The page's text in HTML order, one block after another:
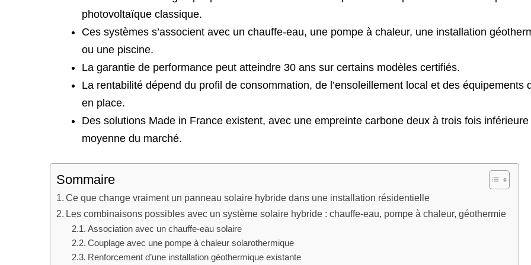
photovoltaïque classique.
Ces systèmes s’associent avec un chauffe-eau, une pompe à chaleur, une installation
ou une piscine.
La garantie de performance peut atteindre 30 ans sur certains modèles certifiés.
La rentabilité dépend du profil de consommation, de l’ensoleillement local et des équipements
en place.
Des solutions Made in France existent, avec une empreinte carbone deux à trois fois inférieure
moyenne du marché.
Sommaire
Ce que change vraiment un panneau solaire hybride dans une installation résidentielle
Les combinaisons possibles avec un système solaire hybride : chauffe-eau, pompe à chaleur, géothermie
Association avec un chauffe-eau solaire
Couplage avec une pompe à chaleur solarothermique
Renforcement d’une installation géothermique existante